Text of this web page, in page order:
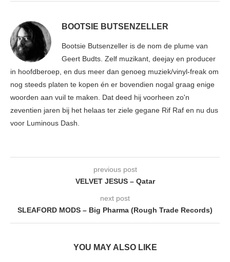
BOOTSIE BUTSENZELLER
Bootsie Butsenzeller is de nom de plume van
Geert Budts. Zelf muzikant, deejay en producer
in hoofdberoep, en dus meer dan genoeg muziek/vinyl-freak om
nog steeds platen te kopen én er bovendien nogal graag enige
woorden aan vuil te maken. Dat deed hij voorheen zo'n
zeventien jaren bij het helaas ter ziele gegane Rif Raf en nu dus
voor Luminous Dash.
previous post
VELVET JESUS – Qatar
next post
SLEAFORD MODS – Big Pharma (Rough Trade Records)
YOU MAY ALSO LIKE